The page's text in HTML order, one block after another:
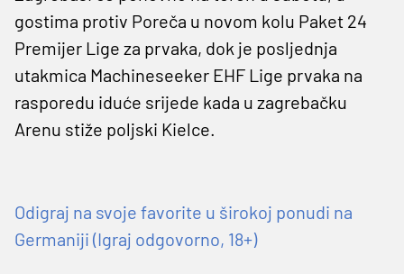
gostima protiv Poreča u novom kolu Paket 24
Premijer Lige za prvaka, dok je posljednja
utakmica Machineseeker EHF Lige prvaka na
rasporedu iduće srijede kada u zagrebačku
Arenu stiže poljski Kielce.
Odigraj na svoje favorite u širokoj ponudi na
Germaniji (Igraj odgovorno, 18+)